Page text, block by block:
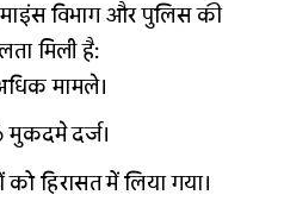
विभाग और पुलिस की
मिली है:
मामले।
मुकदमे दर्ज।
को हिरासत में लिया गया।